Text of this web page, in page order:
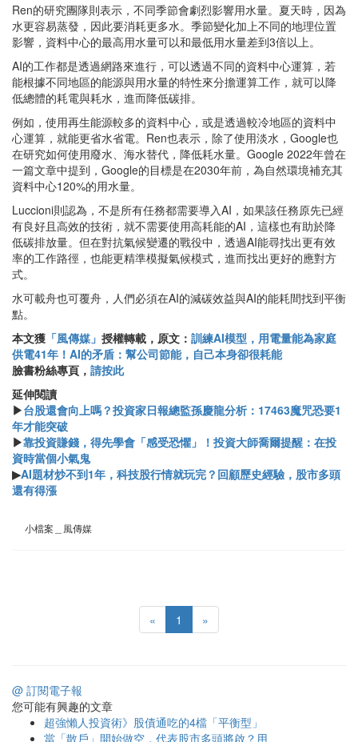
Ren的研究團隊則表示，不同季節會劇烈影響用水量。夏天時，因為
水更容易蒸發，因此要消耗更多水。季節變化加上不同的地理位置
影響，資料中心的最高用水量可以和最低用水量差到3倍以上。
AI的工作都是透過網路來進行，可以透過不同的資料中心運算，若
能根據不同地區的能源與用水量的特性來分擔運算工作，就可以降
低總體的耗電與耗水，進而降低碳排。
例如，使用再生能源較多的資料中心，或是透過較冷地區的資料中
心運算，就能更省水省電。Ren也表示，除了使用淡水，Google也
在研究如何使用廢水、海水替代，降低耗水量。Google 2022年曾在
一篇文章中提到，Google的目標是在2030年前，為自然環境補充其
資料中心120%的用水量。
Luccioni則認為，不是所有任務都需要導入AI，如果該任務原先已經
有良好且高效的技術，就不需要使用高耗能的AI，這樣也有助於降
低碳排放量。但在對抗氣候變遷的戰役中，透過AI能尋找出更有效
率的工作路徑，也能更精準模擬氣候模式，進而找出更好的應對方
式。
水可載舟也可覆舟，人們必須在AI的減碳效益與AI的能耗間找到平衡
點。
本文獲 「風傳媒」 授權轉載，原文： 訓練AI模型，用電量能為家庭
供電41年！AI的矛盾：幫公司節能，自己本身卻很耗能
臉書粉絲專頁， 請按此
延伸閱讀
▶台股還會向上嗎？投資家日報總監孫慶龍分析：17463魔咒恐要1
年才能突破
▶靠投資賺錢，得先學會「感受恐懼」！投資大師喬爾提醒：在投
資時當個小氣鬼
▶AI題材炒不到1年，科技股行情就玩完？回顧歷史經驗，股市多頭
還有得漲
小檔案＿風傳媒
« 1 »
@ 訂閱電子報
您可能有興趣的文章
超強懶人投資術》股債通吃的4檔「平衡型」
當「散戶」開始做空，代表股市多頭將啟？用